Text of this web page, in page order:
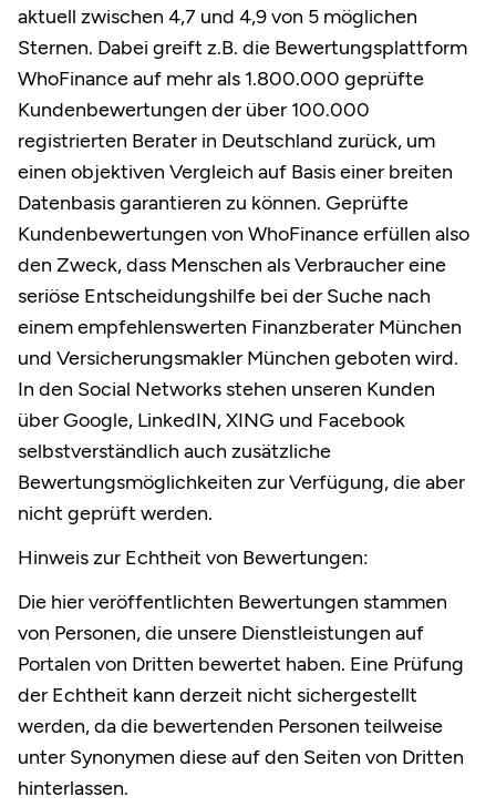
aktuell zwischen 4,7 und 4,9 von 5 möglichen
Sternen. Dabei greift z.B. die Bewertungsplattform
WhoFinance auf mehr als 1.800.000 geprüfte
Kundenbewertungen der über 100.000
registrierten Berater in Deutschland zurück, um
einen objektiven Vergleich auf Basis einer breiten
Datenbasis garantieren zu können. Geprüfte
Kundenbewertungen von WhoFinance erfüllen also
den Zweck, dass Menschen als Verbraucher eine
seriöse Entscheidungshilfe bei der Suche nach
einem empfehlenswerten Finanzberater München
und Versicherungsmakler München geboten wird.
In den Social Networks stehen unseren Kunden
über Google, LinkedIN, XING und Facebook
selbstverständlich auch zusätzliche
Bewertungsmöglichkeiten zur Verfügung, die aber
nicht geprüft werden.
Hinweis zur Echtheit von Bewertungen:
Die hier veröffentlichten Bewertungen stammen
von Personen, die unsere Dienstleistungen auf
Portalen von Dritten bewertet haben. Eine Prüfung
der Echtheit kann derzeit nicht sichergestellt
werden, da die bewertenden Personen teilweise
unter Synonymen diese auf den Seiten von Dritten
hinterlassen.